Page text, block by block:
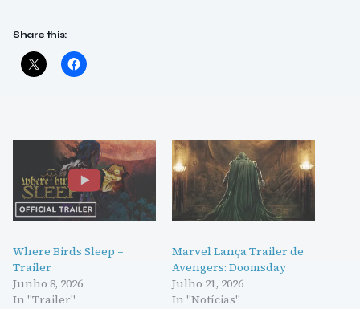
Share this:
Where Birds Sleep –
Trailer
Junho 8, 2026
In "Trailer"
Marvel Lança Trailer de
Avengers: Doomsday
Julho 21, 2026
In "Notícias"